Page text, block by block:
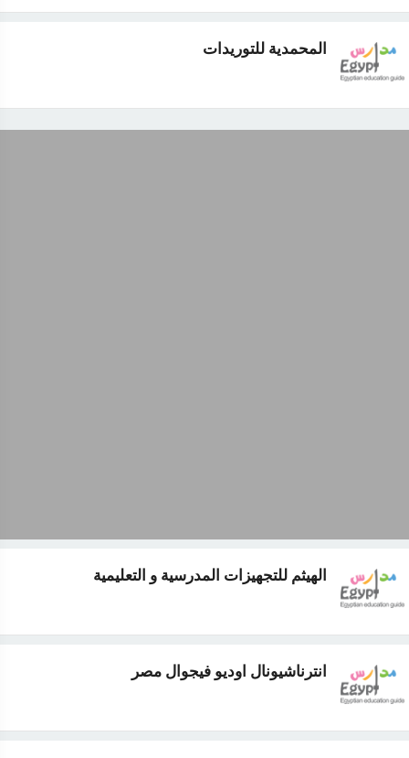
المحمدية للتوريدات
الهيثم للتجهيزات المدرسية و التعليمية
انترناشيونال اوديو فيجوال مصر